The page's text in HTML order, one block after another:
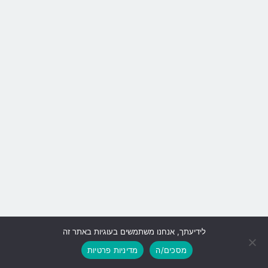
גלילה
לראש
לידיעתך, אנחנו משתמשים בעוגיות באתר זה
מסכים/ה
מדיניות פרטיות